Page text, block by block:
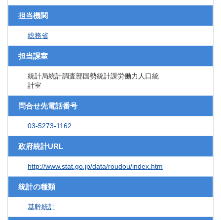
担当機関
総務省
担当課室
統計局統計調査部国勢統計課労働力人口統
計室
問合せ先電話番号
03-5273-1162
政府統計URL
http://www.stat.go.jp/data/roudou/index.htm
統計の種類
基幹統計